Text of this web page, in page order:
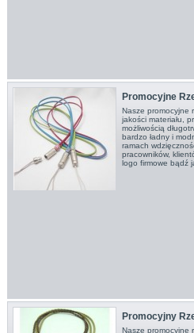
Promocyjne
Nasze promocyjne
jakości materiału,
możliwością
bardzo ładny i
ramach
pracowników,
logo firmowe bądź
Promocyjny
Nasze promocyjne